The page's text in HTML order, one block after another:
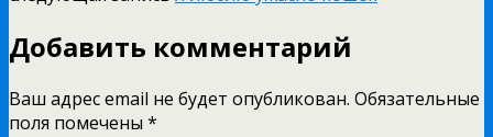
Добавить комментарий
Ваш адрес email не будет опубликован. Обязательные
поля помечены *